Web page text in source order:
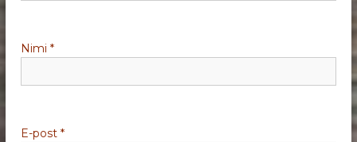
n
e
Nimi*
E-post*